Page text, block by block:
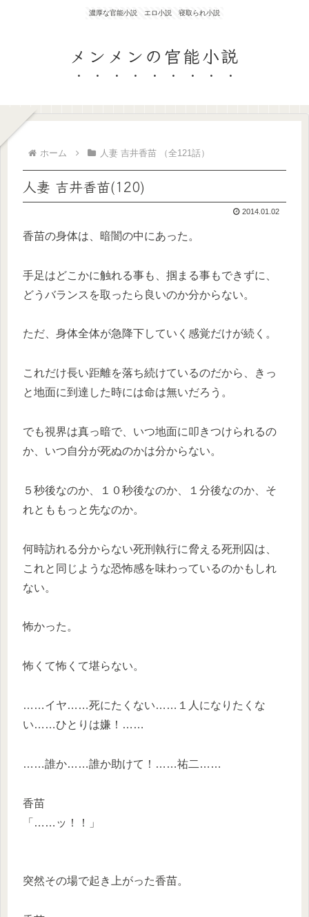
濃厚な官能小説 エロ小説 寝取られ小説
メンメンの官能小説
ホーム 人妻 吉井香苗 （全121話）
人妻 吉井香苗(120)
2014.01.02
香苗の身体は、暗闇の中にあった。
手足はどこかに触れる事も、掴まる事もできずに、
どうバランスを取ったら良いのか分からない。
ただ、身体全体が急降下していく感覚だけが続く。
これだけ長い距離を落ち続けているのだから、きっ
と地面に到達した時には命は無いだろう。
でも視界は真っ暗で、いつ地面に叩きつけられるの
か、いつ自分が死ぬのかは分からない。
５秒後なのか、１０秒後なのか、１分後なのか、そ
れとももっと先なのか。
何時訪れる分からない死刑執行に脅える死刑囚は、
これと同じような恐怖感を味わっているのかもしれ
ない。
怖かった。
怖くて怖くて堪らない。
……イヤ……死にたくない……１人になりたくな
い……ひとりは嫌！……
……誰か……誰か助けて！……祐二……
香苗
「……ッ！！」
突然その場で起き上がった香苗。